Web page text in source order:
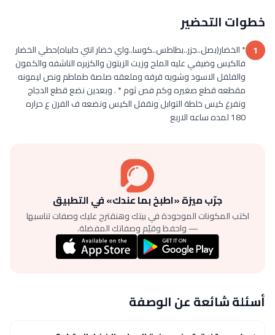
خطوات التحضير
1 * الخضار(بصل..جزر..بطاطس..كوسا..واي خضار انتي حابباه)حطي الخضار
فالكيس وضيفي عليه الملح وزيت الزيتون والكزبره الناشفه والكمون
والفلفل الاسود وشويه قرفه وملعقه صلصة طماطم ونص ليمونه
مقطعه قطع صغيره وكم فص ثوم * . وبعدين نضع قطع الدجاج
ونفرغ كيس خلطة التوابل ونقفل الكيس ونضعه ف الفرن ع حراره
180 لمده ساعه الاربع
جرّب ميزة «اطبخ بما عندك» في التطبيق
اكتب المكونات الموجودة في بيتك وهنقترح عليك وصفات تناسبها
— واحفظ وقيّم وصفاتك المفضلة.
أسئلة شائعة عن الوصفة